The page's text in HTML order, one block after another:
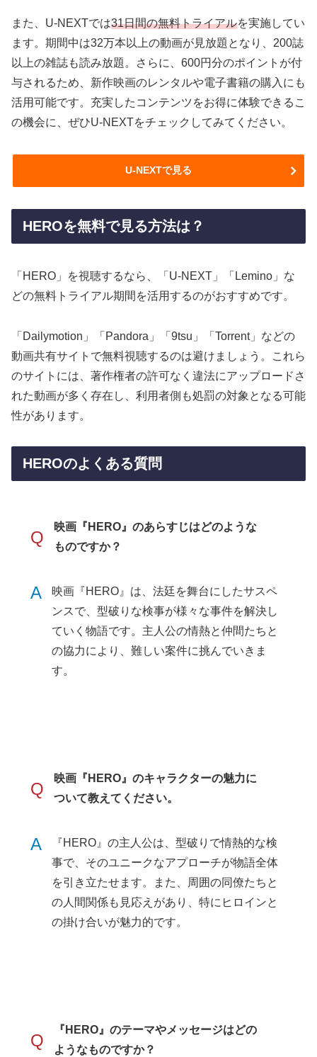
また、U-NEXTでは31日間の無料トライアルを実施してい
ます。期間中は32万本以上の動画が見放題となり、200誌
以上の雑誌も読み放題。さらに、600円分のポイントが付
与されるため、新作映画のレンタルや電子書籍の購入にも
活用可能です。充実したコンテンツをお得に体験できるこ
の機会に、ぜひU-NEXTをチェックしてみてください。
U-NEXTで見る
HEROを無料で見る方法は？
「HERO」を視聴するなら、「U-NEXT」「Lemino」な
どの無料トライアル期間を活用するのがおすすめです。
「Dailymotion」「Pandora」「9tsu」「Torrent」などの
動画共有サイトで無料視聴するのは避けましょう。これら
のサイトには、著作権者の許可なく違法にアップロードさ
れた動画が多く存在し、利用者側も処罰の対象となる可能
性があります。
HEROのよくある質問
Q
映画『HERO』のあらすじはどのような
ものですか？
A
映画『HERO』は、法廷を舞台にしたサスペ
ンスで、型破りな検事が様々な事件を解決し
ていく物語です。主人公の情熱と仲間たちと
の協力により、難しい案件に挑んでいきま
す。
Q
映画『HERO』のキャラクターの魅力に
ついて教えてください。
A
『HERO』の主人公は、型破りで情熱的な検
事で、そのユニークなアプローチが物語全体
を引き立たせます。また、周囲の同僚たちと
の人間関係も見応えがあり、特にヒロインと
の掛け合いが魅力的です。
Q
『HERO』のテーマやメッセージはどの
ようなものですか？